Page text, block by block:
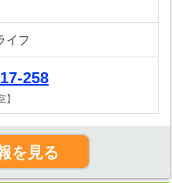
イフ
258
】
を見る